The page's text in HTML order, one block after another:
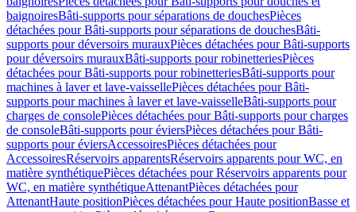
baignoiresBâti-supports pour séparations de douchesPièces
détachées pour Bâti-supports pour séparations de douchesBâti-
supports pour déversoirs murauxPièces détachées pour Bâti-supports
pour déversoirs murauxBâti-supports pour robinetteriesPièces
détachées pour Bâti-supports pour robinetteriesBâti-supports pour
machines à laver et lave-vaissellePièces détachées pour Bâti-
supports pour machines à laver et lave-vaisselleBâti-supports pour
charges de consolePièces détachées pour Bâti-supports pour charges
de consoleBâti-supports pour éviersPièces détachées pour Bâti-
supports pour éviersAccessoiresPièces détachées pour
AccessoiresRéservoirs apparentsRéservoirs apparents pour WC, en
matière synthétiquePièces détachées pour Réservoirs apparents pour
WC, en matière synthétiqueAttenantPièces détachées pour
AttenantHaute positionPièces détachées pour Haute positionBasse et